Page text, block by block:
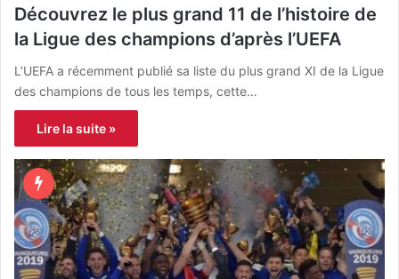
Découvrez le plus grand 11 de l’histoire de
la Ligue des champions d’après l’UEFA
L’UEFA a récemment publié sa liste du plus grand XI de la Ligue
des champions de tous les temps, cette…
Lire la suite »